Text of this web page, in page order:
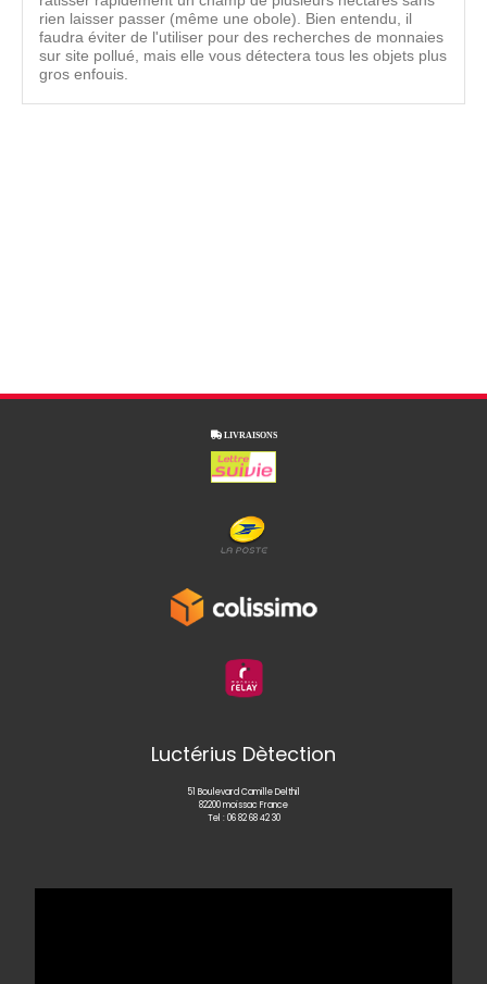
rien laisser passer (même une obole). Bien entendu, il
faudra éviter de l'utiliser pour des recherches de monnaies
sur site pollué, mais elle vous détectera tous les objets plus
gros enfouis.
 LIVRAISONS
Luctérius Dètection
51 Boulevard Camille Delthil
82200 moissac France
Tel :06 82 68 42 30